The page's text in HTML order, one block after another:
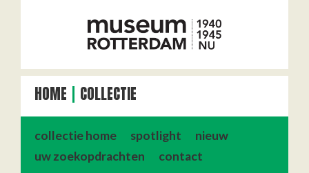
HOME COLLECTIE
collectie home spotlight
nieuw
uw zoekopdrachten
contact